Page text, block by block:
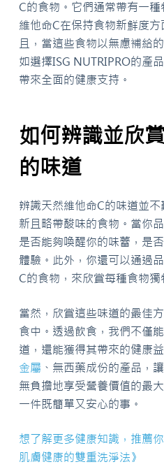
C的食物。它們通常帶有一
維他命C在保持食物新鮮度
且，當這些食物以無慮補給
如選擇ISG NUTRIPRO的產
帶來全面的健康支持。
如何辨識並欣
的味道
辨識天然維他命C的味道並
新且略帶酸味的食物。當你
是否能夠喚醒你的味蕾，是
體驗。此外，你還可以通過
C的食物，來欣賞每種食物獨
當然，欣賞這些味道的最佳
食中。透過飲食，我們不僅
道，還能獲得其帶來的健康
金屬 、無西藥成份的產品，
無負擔地享受營養價值的最
一件既簡單又安心的事。
想了解更多健康知識，推薦
肌膚健康的雙重洗淨法》